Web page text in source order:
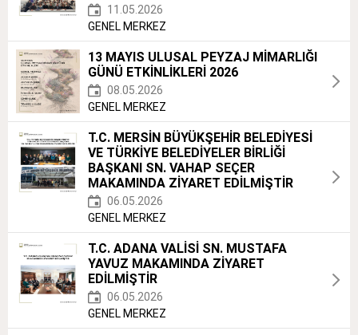
11.05.2026
GENEL MERKEZ
13 MAYIS ULUSAL PEYZAJ MİMARLIĞI
GÜNÜ ETKİNLİKLERİ 2026
08.05.2026
GENEL MERKEZ
T.C. MERSİN BÜYÜKŞEHİR BELEDİYESİ
VE TÜRKİYE BELEDİYELER BİRLİĞİ
BAŞKANI SN. VAHAP SEÇER
MAKAMINDA ZİYARET EDİLMİŞTİR
06.05.2026
GENEL MERKEZ
T.C. ADANA VALİSİ SN. MUSTAFA
YAVUZ MAKAMINDA ZİYARET
EDİLMİŞTİR
06.05.2026
GENEL MERKEZ